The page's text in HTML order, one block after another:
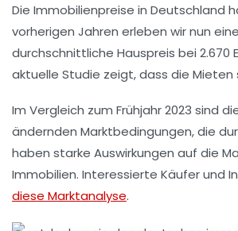
Die Immobilienpreise in Deutschland
vorherigen Jahren erleben wir nun
durchschnittliche Hauspreis bei 2.670
aktuelle Studie zeigt, dass die Mieten
Im Vergleich zum Frühjahr 2023 sind
ändernden Marktbedingungen, die
haben starke Auswirkungen auf die
Immobilien. Interessierte Käufer und
diese Marktanalyse.